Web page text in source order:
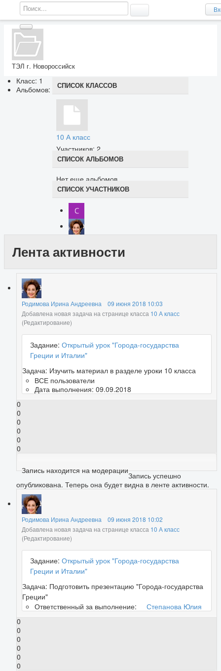
ТЭЛ г. Новороссийск
Класс: 1
Альбомов: 0
СПИСОК КЛАССОВ
10 А класс
Участников: 2
СПИСОК АЛЬБОМОВ
Нет еще альбомов.
СПИСОК УЧАСТНИКОВ
Лента активности
Родимова Ирина Андреевна
09 июня 2018 10:03
Добавлена новая задача на странице класса 10 А класс
(Редактирование)
Задание: Открытый урок "Города-государства
Греции и Италии"
Задача: Изучить материал в разделе уроки 10 класса
ВСЕ пользователи
Дата выполнения: 09.09.2018
0
0
0
0
0
0
Запись находится на модерации
Запись успешно
опубликована. Теперь она будет видна в ленте активности.
Родимова Ирина Андреевна
09 июня 2018 10:02
Добавлена новая задача на странице класса 10 А класс
(Редактирование)
Задание: Открытый урок "Города-государства
Греции и Италии"
Задача: Подготовить презентацию "Города-государства
Греции"
Ответственный за выполнение:
Степанова Юлия
0
0
0
0
0
0